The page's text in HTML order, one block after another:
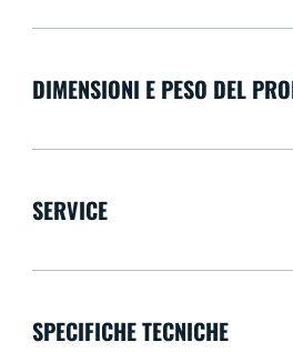
DIMENSIONI E PESO DEL
SERVICE
SPECIFICHE TECNICHE